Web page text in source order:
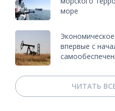
море
впервые с
ЧИТАТЬ